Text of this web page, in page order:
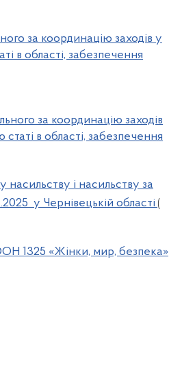
за координацію заходів у
в області, забезпечення
за координацію заходів
в області, забезпечення
насильству і насильству за
у Чернівецькій області (
1325 «Жінки, мир, безпека»